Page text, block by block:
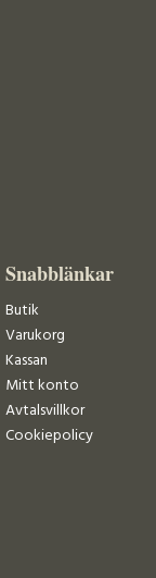
Snabblänkar
Butik
Varukorg
Kassan
Mitt konto
Avtalsvillkor
Cookiepolicy